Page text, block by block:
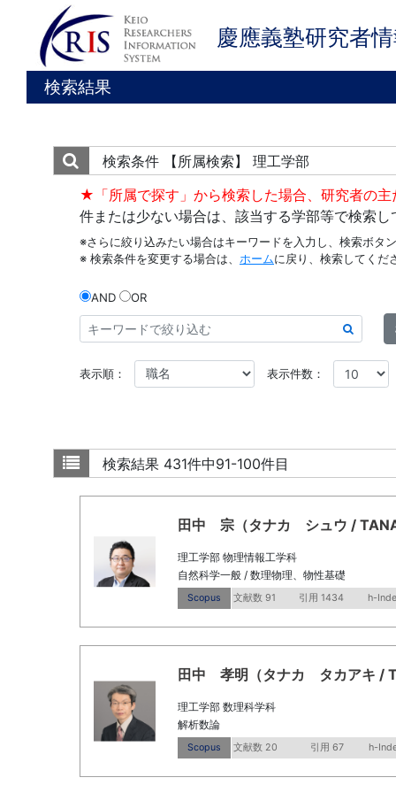
慶應義塾研究者
検索結果
検索条件
【所属検索】 理工学部
★「所属で探す」から検索した場合、研究者の
件または少ない場合は、該当する学部等で検索し
※さらに絞り込みたい場合はキーワードを入力し、検索ボタ
※ 検索条件を変更する場合は、 ホームに戻り、検索してくだ
AND OR
表示順： 表示件数：
検索結果 431件中91-100件目
田中 宗（タナカ シュウ /
理工学部 物理情報工学科
自然科学一般 / 数理物理、物性基礎
Scopus 文献数 91 引用 1434 h-
田中 孝明（タナカ タカアキ /
理工学部 数理科学科
解析数論
Scopus 文献数 20 引用 67 h-